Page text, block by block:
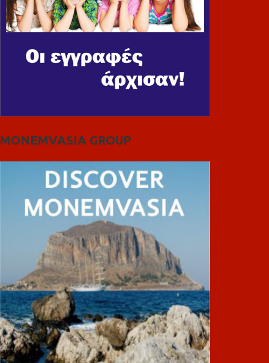
MONEMVASIA GROUP